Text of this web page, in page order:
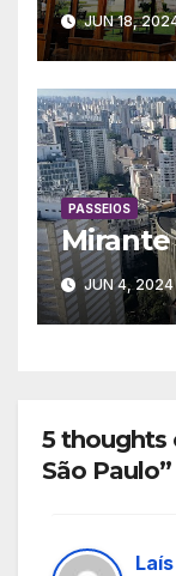
JUN 18,
PASSEIOS
Mirante
JUN 4, 2024
5 thoughts
São Paulo”